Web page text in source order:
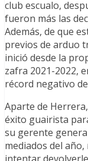
club escualo,
fueron más las
Además, de que
previos de arduo
inició desde la
zafra 2021-2022,
récord negativo
Aparte de
éxito guairista
su gerente
mediados del